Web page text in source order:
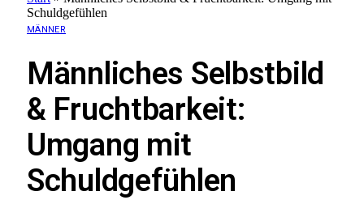
Schuldgefühlen
MÄNNER
Männliches Selbstbild
& Fruchtbarkeit:
Umgang mit
Schuldgefühlen